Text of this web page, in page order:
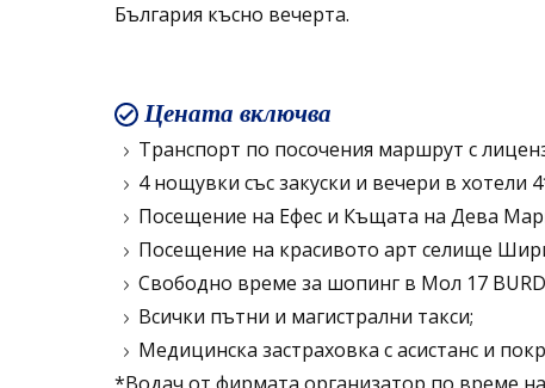
България късно вечерта.
Цената включва
Транспорт по посочения маршрут с
4 нощувки със закуски и вечери в хотели
Посещение на Ефес и Къщата на Дева
Посещение на красивото арт селище
Свободно време за шопинг в Мол 17
Всички пътни и магистрални такси;
Медицинска застраховка с асистанс и